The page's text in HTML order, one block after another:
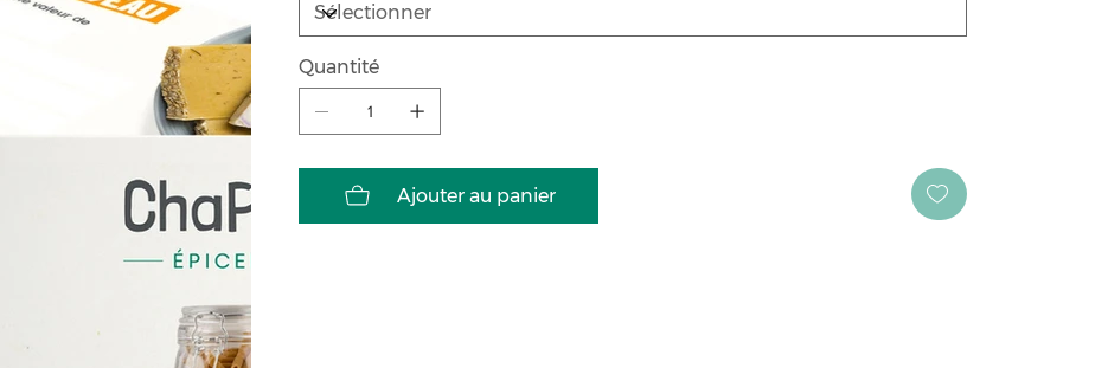
Quantité
Ajouter au panier